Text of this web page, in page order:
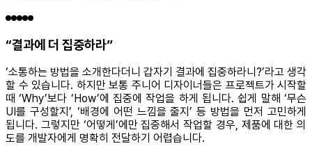
“결과에 더 집중하라”
‘소통하는 방법을 소개한다더니 갑자기 결과에 집중하라니?’라고 생각
할 수 있습니다. 하지만 보통 주니어 디자이너들은 프로젝트가 시작할
때 ‘Why’보다 ‘How’에 집중에 작업을 하게 됩니다. 쉽게 말해 ‘무슨
UI를 구성할지’, ‘배경에 어떤 느낌을 줄지’ 등 방법을 먼저 고민하게
됩니다. 그렇지만 ‘어떻게’에만 집중해서 작업할 경우, 제품에 대한 의
도를 개발자에게 명확히 전달하기 어렵습니다.